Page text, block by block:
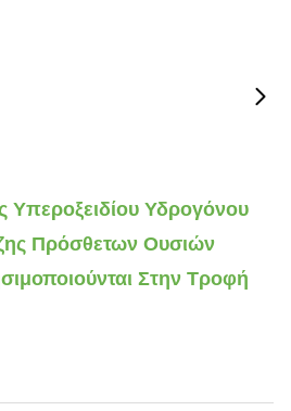
Υδρογόνου
Πρόσθετων Ουσιών
Στην Τροφή